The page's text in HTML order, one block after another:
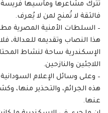
تترك مشاعرها ومآسيها
فالثقة لا تُمنح لمن لا يُعرف.
– السلطات الأمنية المصرية
هذا النصاب وتقديمه للعدالة،
الإسكندرية ساحة لنشاط
اللاجئين والنازحين.
– وعلى وسائل الإعلام
هذه الجرائم، والتحذير
عنها.